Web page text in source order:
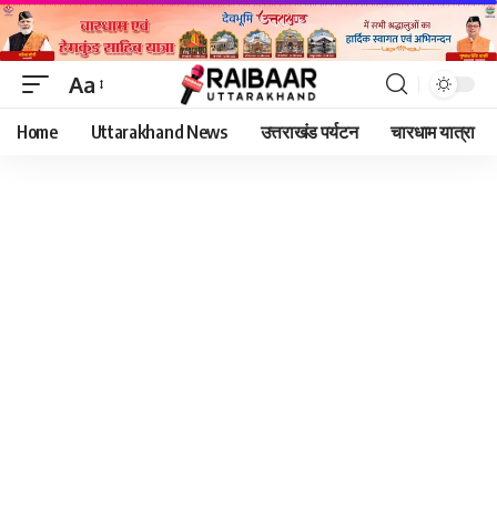
Font
Resizer
Aa
Home Uttarakhand News उत्तराखंड पर्यटन चारधाम यात्रा